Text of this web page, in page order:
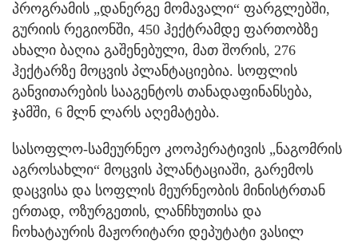
პროგრამის „დანერგე მომავალი“ ფარგლებში,
გურიის რეგიონში, 450 ჰექტრამდე ფართობზე
ახალი ბაღია გაშენებული, მათ შორის, 276
ჰექტარზე მოცვის პლანტაციებია. სოფლის
განვითარების სააგენტოს თანადაფინანსება,
ჯამში, 6 მლნ ლარს აღემატება.
სასოფლო-სამეურნეო კოოპერატივის „ნაგომრის
აგროსახლი“ მოცვის პლანტაციაში, გარემოს
დაცვისა და სოფლის მეურნეობის მინისტრთან
ერთად, ოზურგეთის, ლანჩხუთისა და
ჩოხატაურის მაჟორიტარი დეპუტატი ვასილ